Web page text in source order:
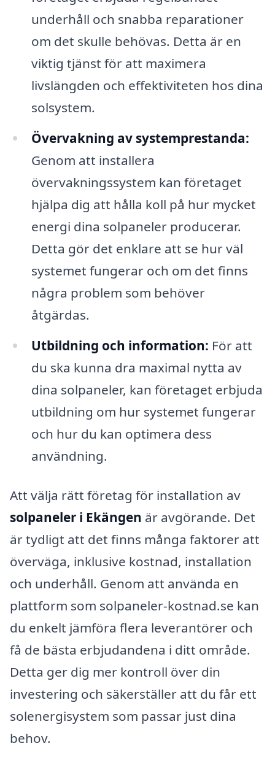
underhåll och snabba reparationer
om det skulle behövas. Detta är en
viktig tjänst för att maximera
livslängden och effektiviteten hos dina
solsystem.
Övervakning av systemprestanda:
Genom att installera
övervakningssystem kan företaget
hjälpa dig att hålla koll på hur mycket
energi dina solpaneler producerar.
Detta gör det enklare att se hur väl
systemet fungerar och om det finns
några problem som behöver
åtgärdas.
Utbildning och information: För att
du ska kunna dra maximal nytta av
dina solpaneler, kan företaget erbjuda
utbildning om hur systemet fungerar
och hur du kan optimera dess
användning.
Att välja rätt företag för installation av
solpaneler i Ekängen är avgörande. Det
är tydligt att det finns många faktorer att
överväga, inklusive kostnad, installation
och underhåll. Genom att använda en
plattform som solpaneler-kostnad.se kan
du enkelt jämföra flera leverantörer och
få de bästa erbjudandena i ditt område.
Detta ger dig mer kontroll över din
investering och säkerställer att du får ett
solenergisystem som passar just dina
behov.